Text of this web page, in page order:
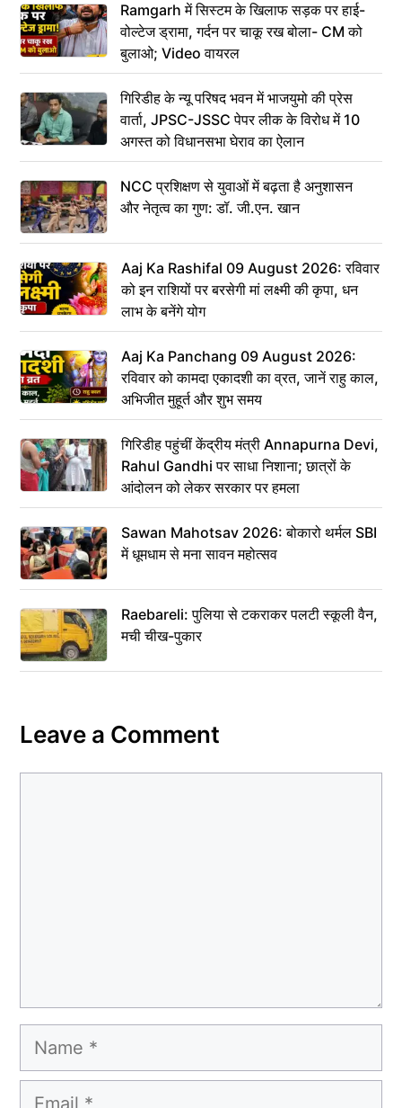
Ramgarh में सिस्टम के खिलाफ सड़क पर हाई-
वोल्टेज ड्रामा, गर्दन पर चाकू रख बोला- CM को
बुलाओ; Video वायरल
गिरिडीह के न्यू परिषद भवन में भाजयुमो की प्रेस
वार्ता, JPSC-JSSC पेपर लीक के विरोध में 10
अगस्त को विधानसभा घेराव का ऐलान
NCC प्रशिक्षण से युवाओं में बढ़ता है अनुशासन
और नेतृत्व का गुण: डॉ. जी.एन. खान
Aaj Ka Rashifal 09 August 2026: रविवार
को इन राशियों पर बरसेगी मां लक्ष्मी की कृपा, धन
लाभ के बनेंगे योग
Aaj Ka Panchang 09 August 2026:
रविवार को कामदा एकादशी का व्रत, जानें राहु काल,
अभिजीत मुहूर्त और शुभ समय
गिरिडीह पहुंचीं केंद्रीय मंत्री Annapurna Devi,
Rahul Gandhi पर साधा निशाना; छात्रों के
आंदोलन को लेकर सरकार पर हमला
Sawan Mahotsav 2026: बोकारो थर्मल SBI
में धूमधाम से मना सावन महोत्सव
Raebareli: पुलिया से टकराकर पलटी स्कूली वैन,
मची चीख-पुकार
Leave a Comment
Name
Email